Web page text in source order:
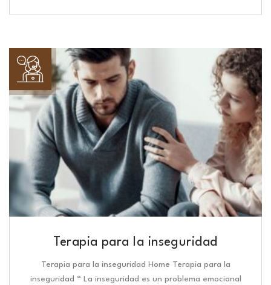
Terapia para la inseguridad
Terapia para la inseguridad Home Terapia para la
inseguridad “ La inseguridad es un problema emocional